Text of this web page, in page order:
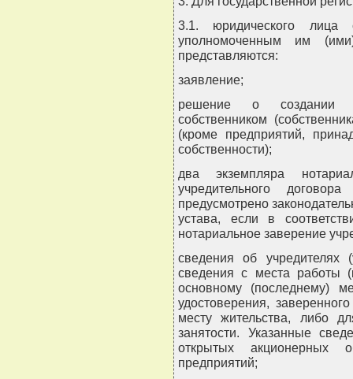
3.1. юридического лица
уполномоченным им
представляются:
заявление;
решение о создании
собственником
(кроме предприятий,
собственности);
два экземпляра
учредительного
предусмотрено
устава, если в
нотариальное заверение
сведения об учредителях
сведения с места работы
основному (последнему)
удостоверения,
месту жительства, либо
занятости. Указанные
открытых акционерных
предприятий;